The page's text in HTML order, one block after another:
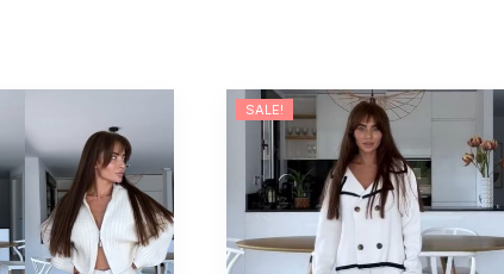
SALE!